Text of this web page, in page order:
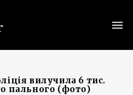
вилучила 6 тис.
пального (фото)